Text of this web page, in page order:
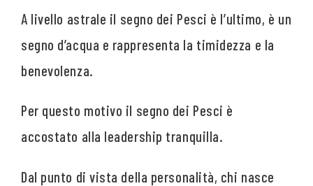
A livello astrale il segno dei Pesci è l’ultimo, è un
segno d’acqua e rappresenta la timidezza e la
benevolenza.
Per questo motivo il segno dei Pesci è
accostato alla leadership tranquilla.
Dal punto di vista della personalità, chi nasce